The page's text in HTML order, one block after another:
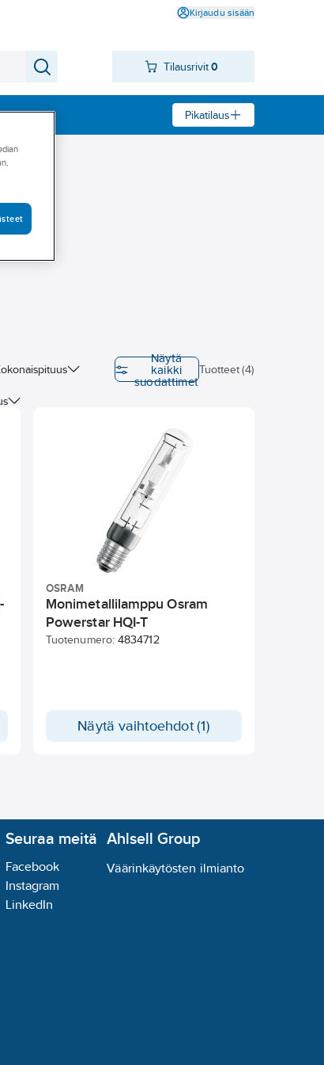
Kirjaudu sisään
Tilausrivit0
Pikatilaus
Näytä
kaikki
suodattimet
Tuotteet (4)
OSRAM
Monimetallilamppu Osram
Powerstar HQI-T
Tuotenumero: 4834712
Näytä vaihtoehdot (1)
Seuraa meitä
Facebook
Instagram
LinkedIn
Ahlsell Group
Väärinkäytösten ilmianto